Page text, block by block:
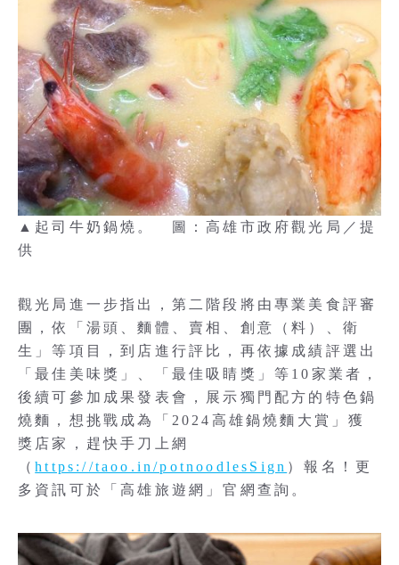
▲起司牛奶鍋燒。 圖：高雄市政府觀光局／提
供
觀光局進一步指出，第二階段將由專業美食評審
團，依「湯頭、麵體、賣相、創意（料）、衛
生」等項目，到店進行評比，再依據成績評選出
「最佳美味獎」、「最佳吸睛獎」等10家業者，
後續可參加成果發表會，展示獨門配方的特色鍋
燒麵，想挑戰成為「2024高雄鍋燒麵大賞」獲
獎店家，趕快手刀上網
（https://taoo.in/potnoodlesSign ）報名！更
多資訊可於「高雄旅遊網」官網查詢。